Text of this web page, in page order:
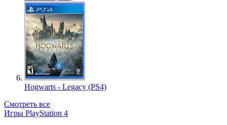
Hogwarts - Legacy (PS4)
Смотреть все
Игры PlayStation 4